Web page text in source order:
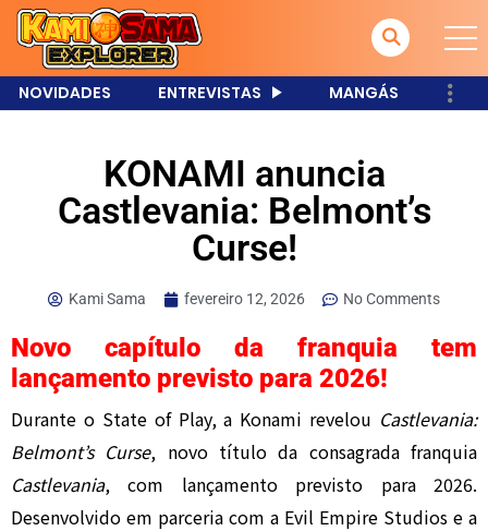
NOVIDADES ENTREVISTAS MANGÁS
KONAMI anuncia
Castlevania: Belmont’s
Curse!
Kami Sama fevereiro 12, 2026 No Comments
Novo capítulo da franquia tem
lançamento previsto para 2026!
Durante o State of Play, a Konami revelou Castlevania:
Belmont’s Curse, novo título da consagrada franquia
Castlevania, com lançamento previsto para 2026.
Desenvolvido em parceria com a Evil Empire Studios e a